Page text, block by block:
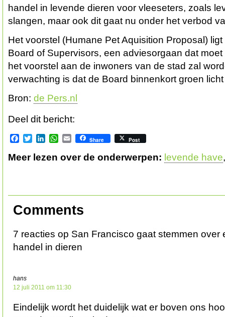
handel in levende dieren voor vleeseters, zoals
slangen, maar ook dit gaat nu onder het verbod
Het voorstel (Humane Pet Aquisition Proposal)
Board of Supervisors, een adviesorgaan dat
het voorstel aan de inwoners van de stad zal
verwachting is dat de Board binnenkort groen
Bron: de Pers.nl
Deel dit bericht:
Facebook
TwitterLinkedInWhatsApp
EmailShare Post
Meer lezen over de onderwerpen: levende have
Comments
7 reacties op San Francisco gaat stemmen over
handel in dieren
hans
12 juli 2011 om 11:30
Eindelijk wordt het duidelijk wat er boven ons